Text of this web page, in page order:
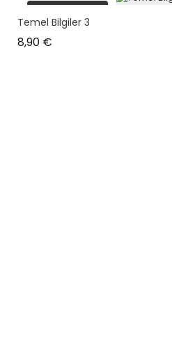
plus en stock
Temel Bilgiler 3
8,90 €